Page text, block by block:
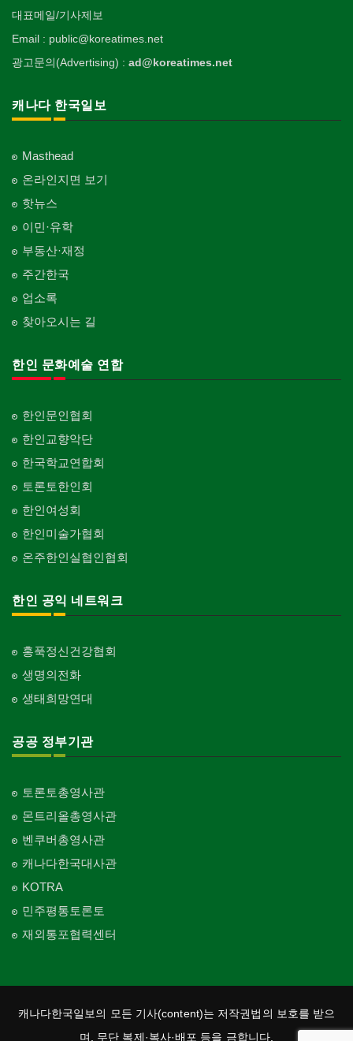
대표메일/기사제보
Email : public@koreatimes.net
광고문의(Advertising) : ad@koreatimes.net
캐나다 한국일보
Masthead
온라인지면 보기
핫뉴스
이민·유학
부동산·재정
주간한국
업소록
찾아오시는 길
한인 문화예술 연합
한인문인협회
한인교향악단
한국학교연합회
토론토한인회
한인여성회
한인미술가협회
온주한인실협인협회
한인 공익 네트워크
홍푹정신건강협회
생명의전화
생태희망연대
공공 정부기관
토론토총영사관
몬트리올총영사관
벤쿠버총영사관
캐나다한국대사관
KOTRA
민주평통토론토
재외통포협력센터
캐나다한국일보의 모든 기사(content)는 저작권법의 보호를 받으
며, 무단 복제·복사·배포 등을 금합니다.